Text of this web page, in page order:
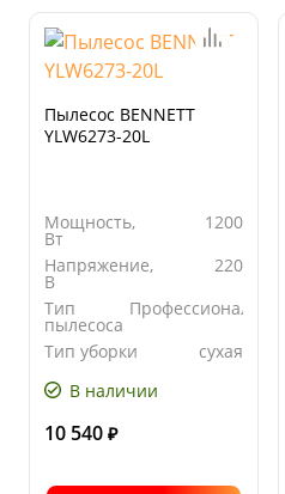
Пылесос BENNETT
YLW6273-20L
Мощность,
Вт
1200
Напряжение,
В
220
Тип
пылесоса
Профессиональный
Тип уборки
сухая
В наличии
10 540 ₽